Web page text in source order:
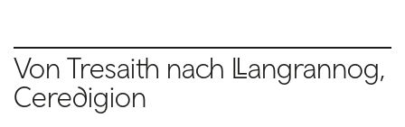
Von Tresaith nach Llangrannog,
Ceredigion